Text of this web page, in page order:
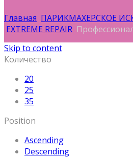
Главная ПАРИКМАХЕРСКОЕ
EXTREME REPAIR
Skip to content
Количество
20
25
35
Position
Ascending
Descending